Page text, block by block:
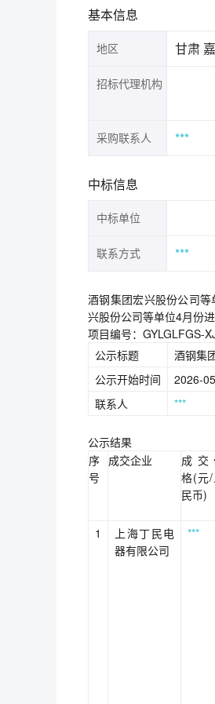
基本信息
地区 甘肃
招标代理机构
采购联系人 ***
中标信息
中标单位
联系方式 ***
酒钢集团宏兴股份公司
兴股份公司等单位4月份
项目编号：GYLGLFGS-
公示标题
酒钢集
公示开始时间
2026-
联系人
***
公示结果
序
号
成交企业
成交
格(元/
民币)
1
上海丁民电
器有限公司
***